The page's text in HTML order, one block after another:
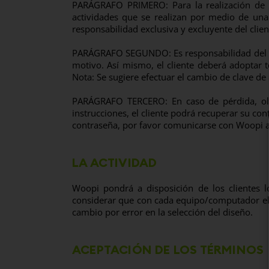
PARÁGRAFO PRIMERO: Para la
actividades que se realizan por medio de
responsabilidad exclusiva y excluyente del
PARÁGRAFO SEGUNDO: Es responsabilidad
motivo. Así mismo, el cliente deberá adoptar
Nota: Se sugiere efectuar el cambio de clave
PARÁGRAFO TERCERO: En caso de
instrucciones, el cliente podrá recuperar su
contraseña, por favor comunicarse con Woopi
LA ACTIVIDAD
Woopi pondrá a disposición de los clientes
considerar que con cada equipo/computador
cambio por error en la selección del diseño.
ACEPTACIÓN DE LOS TÉRMINOS